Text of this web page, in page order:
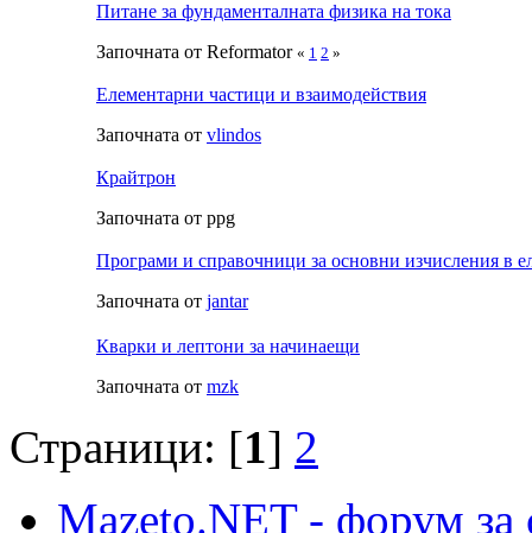
Питане за фундаменталната физика на тока
Започната от Reformator « 1 2 »
Елементарни частици и взаимодействия
Започната от vlindos
Крайтрон
Започната от ppg
Програми и справочници за основни изчисления в
Започната от jantar
Кварки и лептони за начинаещи
Започната от mzk
Страници: [1] 2
Mazeto.NET - форум за